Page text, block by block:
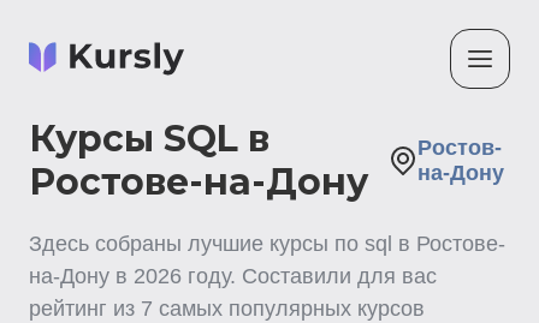
Курсы SQL в
Ростове-на-Дону
Ростов-
на-Дону
Здесь собраны лучшие курсы по sql в Ростове-
на-Дону в 2026 году. Составили для вас
рейтинг из 7 самых популярных курсов